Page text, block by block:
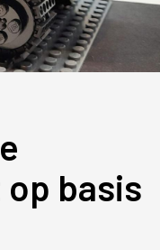
basis